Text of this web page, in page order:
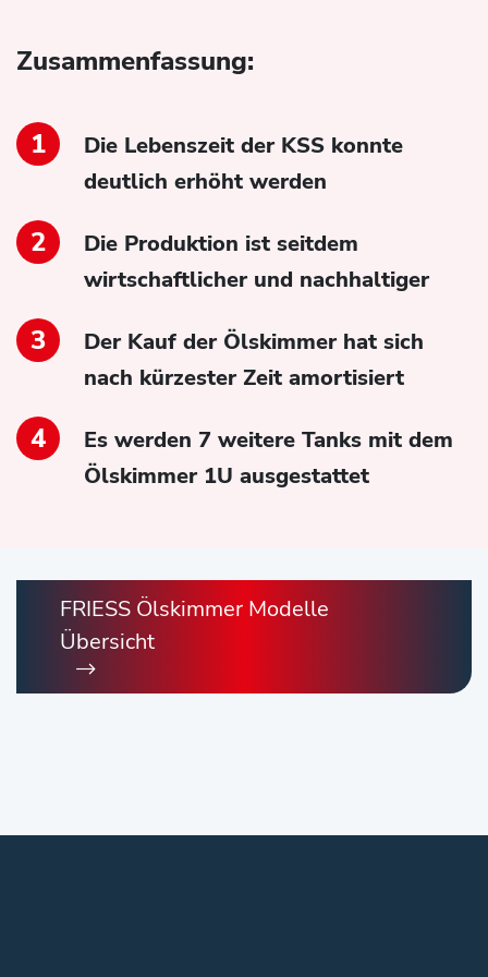
Zusammenfassung:
Die Lebenszeit der KSS konnte
deutlich erhöht werden
Die Produktion ist seitdem
wirtschaftlicher und nachhaltiger
Der Kauf der Ölskimmer hat sich
nach kürzester Zeit amortisiert
Es werden 7 weitere Tanks mit dem
Ölskimmer 1U ausgestattet
FRIESS Ölskimmer Modelle
Übersicht